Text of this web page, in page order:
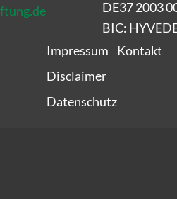
DE37 2003
BIC:
Impressum
Disclaimer
Datenschutz
Kontakt